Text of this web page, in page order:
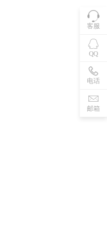
客服
QQ
电话
邮箱